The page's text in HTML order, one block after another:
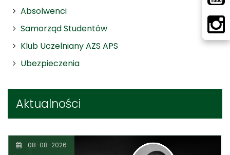
Absolwenci
Samorząd Studentów
Klub Uczelniany AZS APS
Ubezpieczenia
Aktualności
08-08-2026